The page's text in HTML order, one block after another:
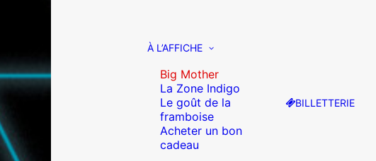
À L’AFFICHE
Big Mother
La Zone Indigo
Le goût de la
framboise
Acheter un bon
cadeau
BILLETTERIE